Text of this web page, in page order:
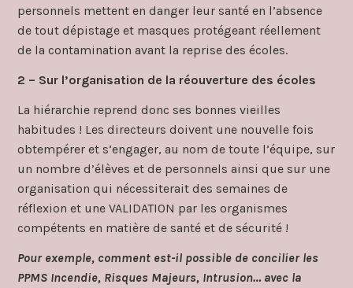
personnels mettent en danger leur santé en l’absence
de tout dépistage et masques protégeant réellement
de la contamination avant la reprise des écoles.
2 – Sur l’organisation de la réouverture des écoles
La hiérarchie reprend donc ses bonnes vieilles
habitudes ! Les directeurs doivent une nouvelle fois
obtempérer et s’engager, au nom de toute l’équipe, sur
un nombre d’élèves et de personnels ainsi que sur une
organisation qui nécessiterait des semaines de
réflexion et une VALIDATION par les organismes
compétents en matière de santé et de sécurité !
Pour exemple, comment est-il possible de concilier les
PPMS Incendie, Risques Majeurs, Intrusion… avec la